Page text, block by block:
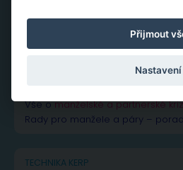
NEJČTENĚJŠÍ PŘÍSPĚVKY A ČLÁNKY
Vše omanželské a partnerské
Rady pro manžele a páry –
TECHNIKA KERP
Přijmout
Nastavení